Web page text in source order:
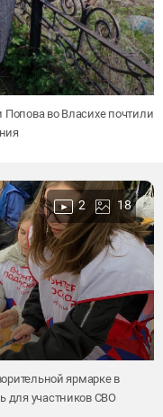
во Власихе почтили
2 18
ярмарке в
для участников СВО